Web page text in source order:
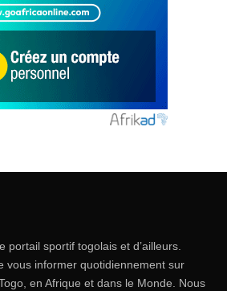
portail sportif togolais et d’ailleurs.
vous informer quotidiennement sur
en Afrique et dans le Monde. Nous